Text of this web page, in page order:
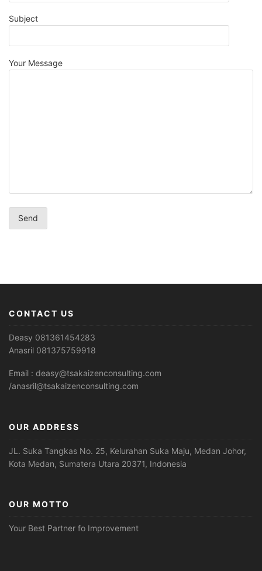
Subject
Your Message
CONTACT US
Deasy 081361454283
Anasril 081375759918
Email : deasy@tsakaizenconsulting.com
/anasril@tsakaizenconsulting.com
OUR ADDRESS
JL. Suka Tangkas No. 25, Kelurahan Suka Maju, Medan Johor,
Kota Medan, Sumatera Utara 20371, Indonesia
OUR MOTTO
Your Best Partner fo Improvement